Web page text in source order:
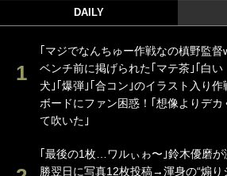
DAILY
｢マジでなんちゅー作戦なの槙野監督
ベンチ前に掲げられた｢マテ茶｣｢白い
犬｣｢爆弾｣｢合コン｣のイラスト入り作
ボードにファン困惑！｢想像よりデカ
て吹いた｣
｢最後の1枚…ワルぃゎ〜｣鈴木優磨が
勝翌日に写真12枚投稿→渾身の“煽り